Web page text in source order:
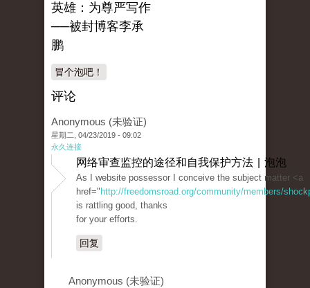
英雄：为尊严写作
──被封博客李承
鹏
冒个泡吧！
评论
Anonymous (未验证)
星期二, 04/23/2019 - 09:02
永久连接
网络审查监控的途径和自我保护方法 | 泡泡
As I website possessor I conceive the subject matter <a
href=" http://freedomsroad.org/community/members/
is rattling good, thanks
for your efforts.
回复
Anonymous (未验证)